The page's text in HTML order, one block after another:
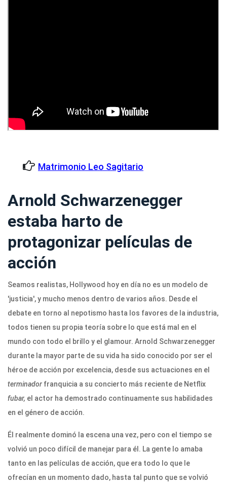
Matrimonio Leo Sagitario
Arnold Schwarzenegger
estaba harto de
protagonizar películas de
acción
Seamos realistas, Hollywood hoy en día no es un modelo de
'justicia', y mucho menos dentro de varios años. Desde el
debate en torno al nepotismo hasta los favores de la industria,
todos tienen su propia teoría sobre lo que está mal en el
mundo con todo el brillo y el glamour. Arnold Schwarzenegger
durante la mayor parte de su vida ha sido conocido por ser el
héroe de acción por excelencia, desde sus actuaciones en el
terminador franquicia a su concierto más reciente de Netflix
fubar, el actor ha demostrado continuamente sus habilidades
en el género de acción.
Él realmente dominó la escena una vez, pero con el tiempo se
volvió un poco difícil de manejar para él. La gente lo amaba
tanto en las películas de acción, que era todo lo que le
ofrecían en un momento dado, hasta tal punto que se volvió